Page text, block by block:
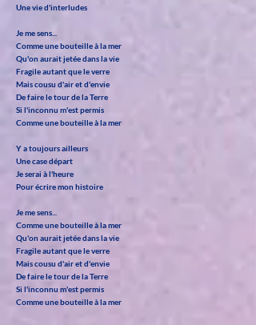
Une vie d'interludes
Je me sens...
Comme une bouteille à la mer
Qu'on aurait jetée dans la vie
Fragile autant que le verre
Mais cousu d'air et d'envie
De faire le tour de la Terre
Si l'inconnu m'est permis
Comme une bouteille à la mer
Y a toujours ailleurs
Une case départ
Je serai à l'heure
Pour écrire mon histoire
Je me sens...
Comme une bouteille à la mer
Qu'on aurait jetée dans la vie
Fragile autant que le verre
Mais cousu d'air et d'envie
De faire le tour de la Terre
Si l'inconnu m'est permis
Comme une bouteille à la mer